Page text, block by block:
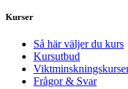
Kurser
Så här väljer du kurs
Kursutbud
Frågor & Svar